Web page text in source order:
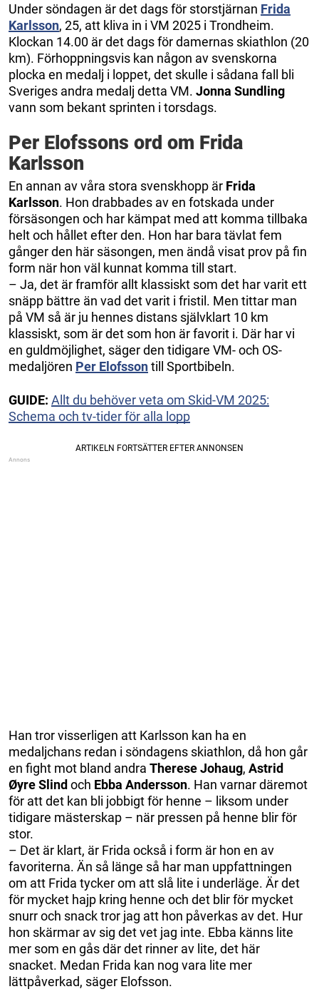
Under söndagen är det dags för storstjärnan Frida
Karlsson, 25, att kliva in i VM 2025 i Trondheim.
Klockan 14.00 är det dags för damernas skiathlon (20
km). Förhoppningsvis kan någon av svenskorna
plocka en medalj i loppet, det skulle i sådana fall bli
Sveriges andra medalj detta VM. Jonna Sundling
vann som bekant sprinten i torsdags.
Per Elofssons ord om Frida
Karlsson
En annan av våra stora svenskhopp är Frida
Karlsson. Hon drabbades av en fotskada under
försäsongen och har kämpat med att komma tillbaka
helt och hållet efter den. Hon har bara tävlat fem
gånger den här säsongen, men ändå visat prov på fin
form när hon väl kunnat komma till start.
– Ja, det är framför allt klassiskt som det har varit ett
snäpp bättre än vad det varit i fristil. Men tittar man
på VM så är ju hennes distans självklart 10 km
klassiskt, som är det som hon är favorit i. Där har vi
en guldmöjlighet, säger den tidigare VM- och OS-
medaljören Per Elofssontill Sportbibeln.
GUIDE: Allt du behöver veta om Skid-VM 2025:
Schema och tv-tider för alla lopp
Han tror visserligen att Karlsson kan ha en
medaljchans redan i söndagens skiathlon, då hon går
en fight mot bland andra Therese Johaug, Astrid
Øyre Slind och Ebba Andersson. Han varnar däremot
för att det kan bli jobbigt för henne – liksom under
tidigare mästerskap – när pressen på henne blir för
stor.
– Det är klart, är Frida också i form är hon en av
favoriterna. Än så länge så har man uppfattningen
om att Frida tycker om att slå lite i underläge. Är det
för mycket hajp kring henne och det blir för mycket
snurr och snack tror jag att hon påverkas av det. Hur
hon skärmar av sig det vet jag inte. Ebba känns lite
mer som en gås där det rinner av lite, det här
snacket. Medan Frida kan nog vara lite mer
lättpåverkad, säger Elofsson.